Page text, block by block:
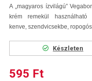
A „magyaros ízvilágú”
krém remekül használható
kenve, szendvicsekbe,
Készleten
595 Ft